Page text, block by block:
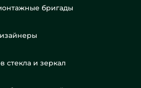
бригады
стекла и зеркал